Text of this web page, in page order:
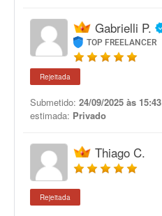
Gabrielli P.
TOP FREELANCER
Rejeitada
Submetido: 24/09/2025 às 15:43
estimada: Privado
Thiago C.
Rejeitada